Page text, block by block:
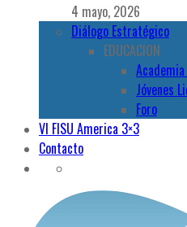
4 mayo, 2026
Diálogo Estratégico
EDUCACION
Jóvenes
Foro
VI FISU America 3×3
Contacto